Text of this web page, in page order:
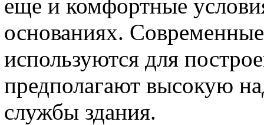
еще и комфортные
основаниях.
используются для
предполагают высокую
службы здания.